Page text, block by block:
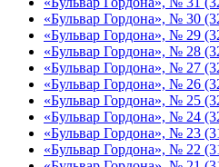
«Бульвар Гордона», № 30
«Бульвар Гордона», № 29
«Бульвар Гордона», № 28
«Бульвар Гордона», № 27
«Бульвар Гордона», № 26
«Бульвар Гордона», № 25
«Бульвар Гордона», № 24
«Бульвар Гордона», № 23
«Бульвар Гордона», № 22